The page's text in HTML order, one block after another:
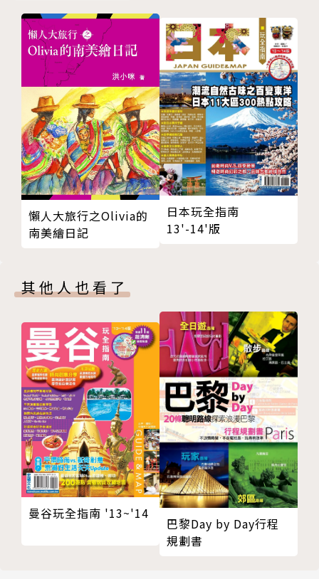
#心靈的靠山
龍元宮廟兩百年，創意蔓生百餘年
敬天地重情意
講客 三坑仔&陂塘
此時此客 伯公庇佑的有福山岡
來作客 我懷疑客家人的起源是臺南？！
遊客來尞
懶人大旅行之Olivia的
南美繪日記
日本玩全指南
13'-14'版
其他人也看了
曼谷玩全指南 '13~'14
巴黎Day by Day行程
規劃書